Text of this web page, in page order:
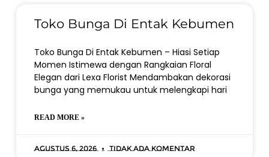
Toko Bunga Di Entak Kebumen
Toko Bunga Di Entak Kebumen – Hiasi Setiap
Momen Istimewa dengan Rangkaian Floral
Elegan dari Lexa Florist Mendambakan dekorasi
bunga yang memukau untuk melengkapi hari
READ MORE »
Agustus 6, 2026 Tidak ada komentar